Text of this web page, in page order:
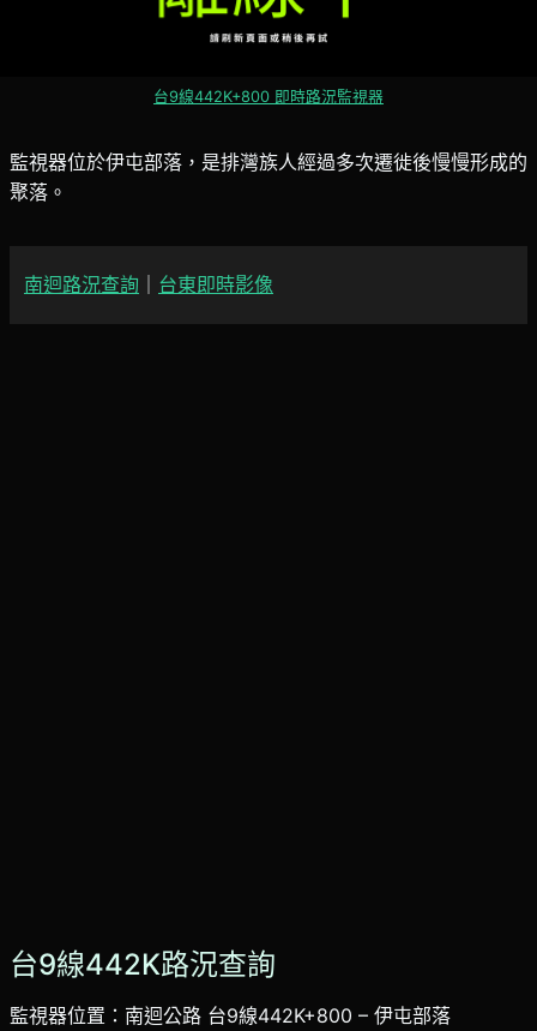
台9線442K+800 即時路況監視器
監視器位於伊屯部落，是排灣族人經過多次遷徙後慢慢形成的
聚落。
南迴路況查詢 台東即時影像
台9線442K路況查詢
監視器位置：南迴公路 台9線442K+800 – 伊屯部落